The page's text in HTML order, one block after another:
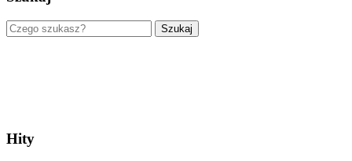
Szukaj
Hity